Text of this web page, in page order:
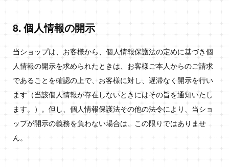
8. 個人情報の開示
当ショップは、お客様から、個人情報保護法の定めに基づき個
人情報の開示を求められたときは、お客様ご本人からのご請求
であることを確認の上で、お客様に対し、遅滞なく開示を行い
ます（当該個人情報が存在しないときにはその旨を通知いたし
ます。）。但し、個人情報保護法その他の法令により、当ショ
ップが開示の義務を負わない場合は、この限りではありませ
ん。